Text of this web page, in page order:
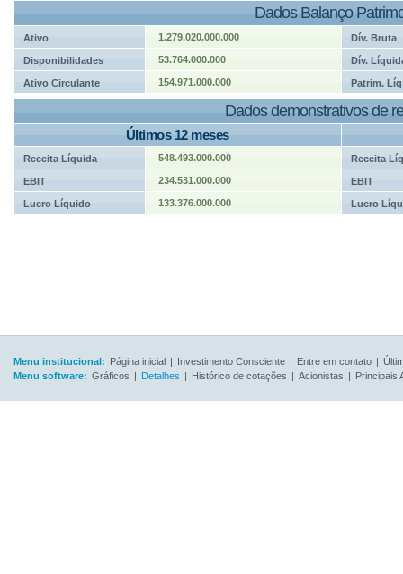
Dados Balanço
Ativo 1.279.020.000.000 Dív. Bruta
Disponibilidades 53.764.000.000 Dív.
Ativo Circulante 154.971.000.000 Patrim. Líq
Dados demonstrativos de
Últimos 12 meses
Receita Líquida 548.493.000.000 Receita
EBIT 234.531.000.000 EBIT
Lucro Líquido 133.376.000.000 Lucro
Menu institucional: Página inicial | Investimento Consciente | Entre em contato |
Menu software: Gráficos | Detalhes | Histórico de cotações | Acionistas | Principais